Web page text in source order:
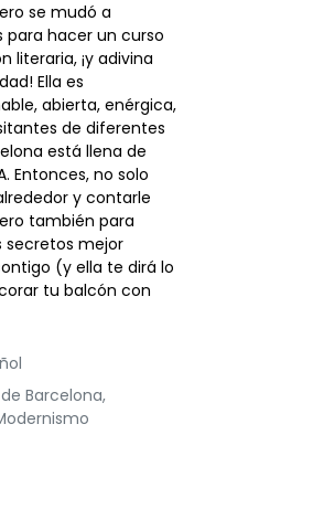
se mudó a
para hacer un curso
literaria, ¡y adivina
Ella es
abierta, enérgica,
de diferentes
está llena de
Entonces, no solo
y contarle
también para
secretos mejor
(y ella te dirá lo
tu balcón con
Barcelona,